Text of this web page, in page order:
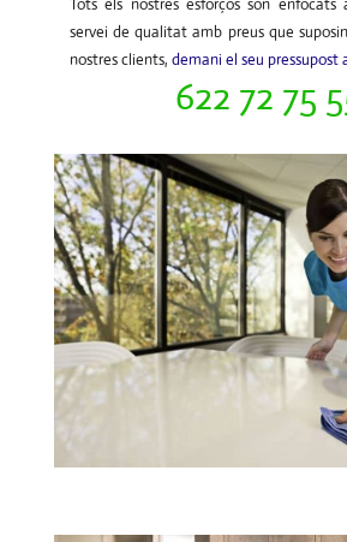
servei de qualitat amb preus que
nostres clients, demani el seu pressupost
622 72 75